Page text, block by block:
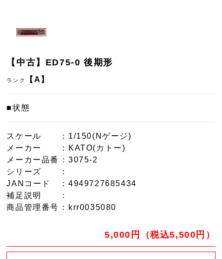
【中古】ED75-0 後期形
ランク 【A】
■状態
スケール
：1/150(Nゲージ)
メーカー
：KATO(カトー)
メーカー品番
：3075-2
シリーズ
：
JANコード
：4949727685434
補足説明
：
商品管理番号 ：krr0035080
5,000円（税込5,500円）